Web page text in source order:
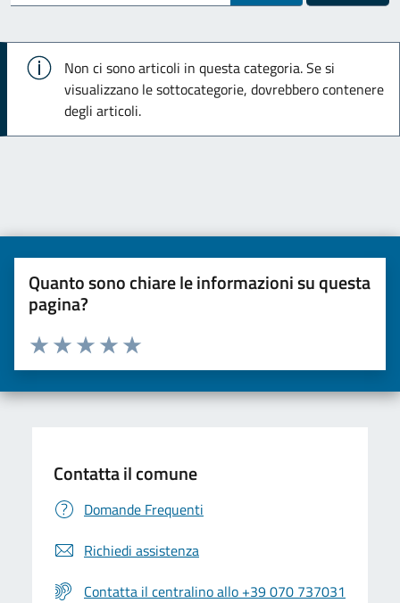
Info
Non ci sono articoli in questa categoria. Se si
visualizzano le sottocategorie, dovrebbero contenere
degli articoli.
Quanto sono chiare le informazioni su questa
pagina?
Valuta da 1 a 5 stelle la pagina
Valuta 5 stelle su 5
Valuta 4 stelle su 5
Valuta 3 stelle su 5
Valuta 2 stelle su 5
Valuta una stella su 5
Contatta il comune
Domande Frequenti
Richiedi assistenza
Contatta il centralino allo +39 070 737031